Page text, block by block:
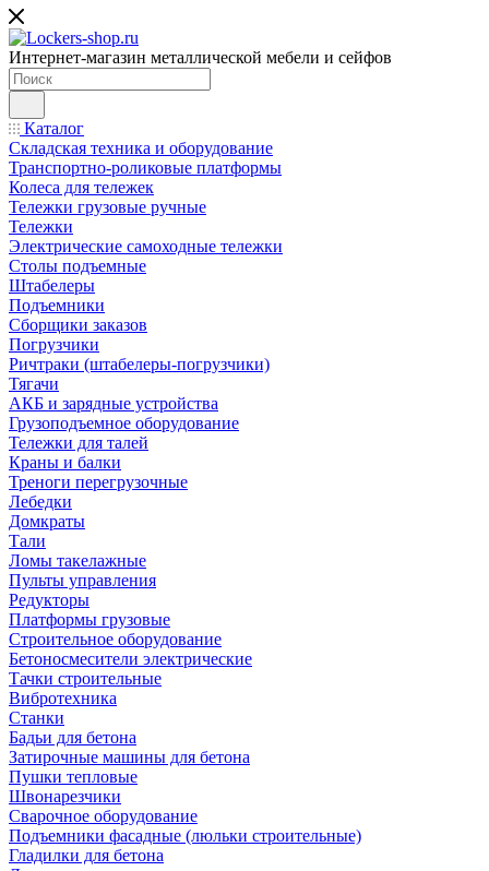
Интернет-магазин металлической мебели и сейфов
Каталог
Складская техника и оборудование
Транспортно-роликовые платформы
Колеса для тележек
Тележки грузовые ручные
Тележки
Электрические самоходные тележки
Столы подъемные
Штабелеры
Подъемники
Сборщики заказов
Погрузчики
Ричтраки (штабелеры-погрузчики)
Тягачи
АКБ и зарядные устройства
Грузоподъемное оборудование
Тележки для талей
Краны и балки
Треноги перегрузочные
Лебедки
Домкраты
Тали
Ломы такелажные
Пульты управления
Редукторы
Платформы грузовые
Строительное оборудование
Бетоносмесители электрические
Тачки строительные
Вибротехника
Станки
Бадьи для бетона
Затирочные машины для бетона
Пушки тепловые
Швонарезчики
Сварочное оборудование
Подъемники фасадные (люльки строительные)
Гладилки для бетона